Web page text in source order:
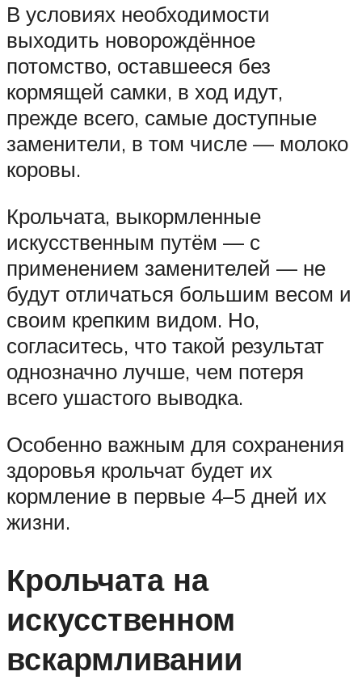
В условиях необходимости
выходить новорождённое
потомство, оставшееся без
кормящей самки, в ход идут,
прежде всего, самые доступные
заменители, в том числе — молоко
коровы.
Крольчата, выкормленные
искусственным путём — с
применением заменителей — не
будут отличаться большим весом и
своим крепким видом. Но,
согласитесь, что такой результат
однозначно лучше, чем потеря
всего ушастого выводка.
Особенно важным для сохранения
здоровья крольчат будет их
кормление в первые 4–5 дней их
жизни.
Крольчата на
искусственном
вскармливании